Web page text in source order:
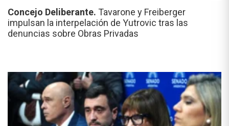
Concejo Deliberante. Tavarone y Freiberger
impulsan la interpelación de Yutrovic tras las
denuncias sobre Obras Privadas